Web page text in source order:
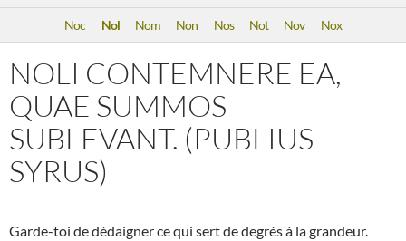
Noc Nol Nom Non Nos Not Nov Nox
NOLI CONTEMNERE EA,
QUAE SUMMOS
SUBLEVANT. (PUBLIUS
SYRUS)
Garde-toi de dédaigner ce qui sert de degrés à la grandeur.